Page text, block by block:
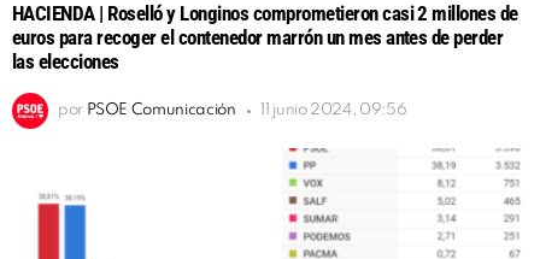
HACIENDA | Roselló y Longinos comprometieron casi 2 millones de
euros para recoger el contenedor marrón un mes antes de perder
las elecciones
por PSOE Comunicación 11 junio 2024, 09:56